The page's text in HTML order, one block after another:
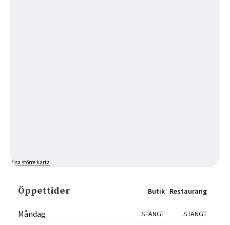
Visa större karta
Öppettider Butik Restaurang
Måndag STÄNGT STÄNGT